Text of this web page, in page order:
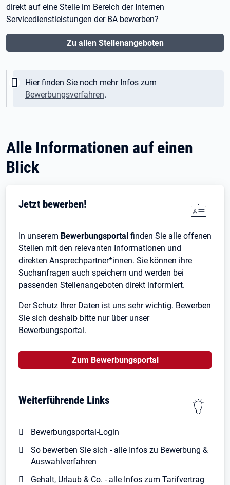
direkt auf eine Stelle im Bereich der Internen
Servicedienstleistungen der BA bewerben?
Zu allen Stellenangeboten
Wichtig:
Hier finden Sie noch mehr Infos zum
Bewerbungsverfahren.
Alle Informationen auf einen
Blick
Jetzt bewerben!
In unserem Bewerbungsportal finden Sie alle offenen
Stellen mit den relevanten Informationen und
direkten Ansprechpartner*innen. Sie können ihre
Suchanfragen auch speichern und werden bei
passenden Stellenangeboten direkt informiert.
Der Schutz Ihrer Daten ist uns sehr wichtig. Bewerben
Sie sich deshalb bitte nur über unser
Bewerbungsportal.
Öffnet in neuem Tab
Zum Bewerbungsportal
Weiterführende Links
Bewerbungsportal-Login
So bewerben Sie sich - alle Infos zu Bewerbung &
Auswahlverfahren
Gehalt, Urlaub & Co. - alle Infos zum Tarifvertrag